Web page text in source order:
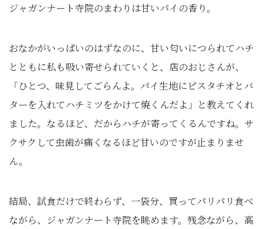
ジャガンナート寺院のまわりは甘いパイの香り。
おなかがいっぱいのはずなのに、甘い匂いにつられてハチ
とともに私も吸い寄せられていくと、店のおじさんが、
「ひとつ、味見してごらんよ。パイ生地にピスタチオとバ
ターを入れてハチミツをかけて焼くんだよ」と教えてくれ
ました。なるほど、だからハチが寄ってくるんですね。サ
クサクして虫歯が痛くなるほど甘いのですが止まりませ
ん。
結局、試食だけで終わらず、一袋分、買ってパリパリ食べ
ながら、ジャガンナート寺院を眺めます。残念ながら、高